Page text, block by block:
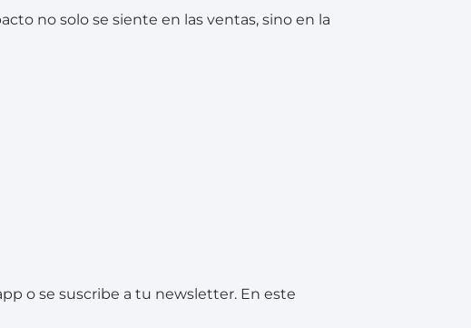
no solo se siente en las ventas, sino en la
o se suscribe a tu newsletter. En este